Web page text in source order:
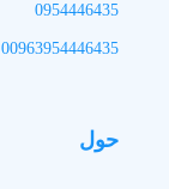
0954446435
00963954446435
حول